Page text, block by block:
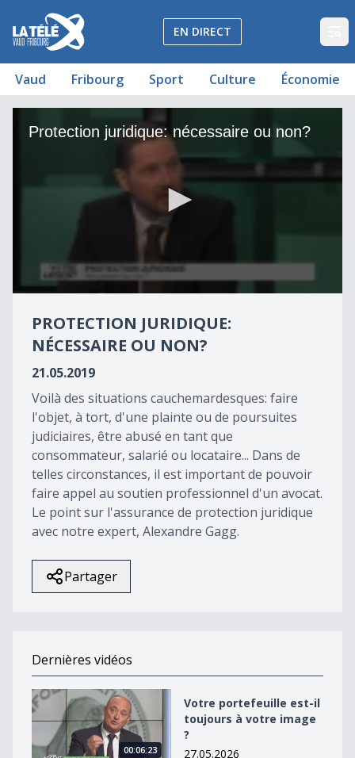
La Télé - Télévision régionale Vaud et Fribourg
EN DIRECT
Vaud Fribourg Sport Culture Économie
Protection juridique: nécessaire ou non?
minutes,
seconds
PROTECTION JURIDIQUE:
NÉCESSAIRE OU NON?
21.05.2019
Voilà des situations cauchemardesques: faire
l'objet, à tort, d'une plainte ou de poursuites
judiciaires, être abusé en tant que
consommateur, salarié ou locataire... Dans de
telles circonstances, il est important de pouvoir
faire appel au soutien professionnel d'un avocat.
Le point sur l'assurance de protection juridique
avec notre expert, Alexandre Gagg.
Partager
Dernières vidéos
Votre portefeuille est-il toujours à votre image ?
00:06:23
Votre portefeuille est-il
toujours à votre image
?
27.05.2026